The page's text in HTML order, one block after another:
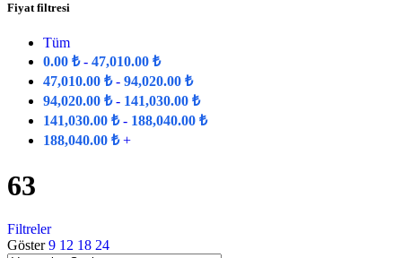
Fiyat filtresi
Tüm
0.00 ₺- 47,010.00 ₺
47,010.00 ₺- 94,020.00 ₺
94,020.00 ₺- 141,030.00 ₺
141,030.00 ₺- 188,040.00 ₺
188,040.00 ₺+
63
Filtreler
Göster9 12 18 24